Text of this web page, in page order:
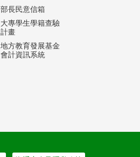
部長民意信箱
大專學生學籍查驗
計畫
地方教育發展基金
會計資訊系統